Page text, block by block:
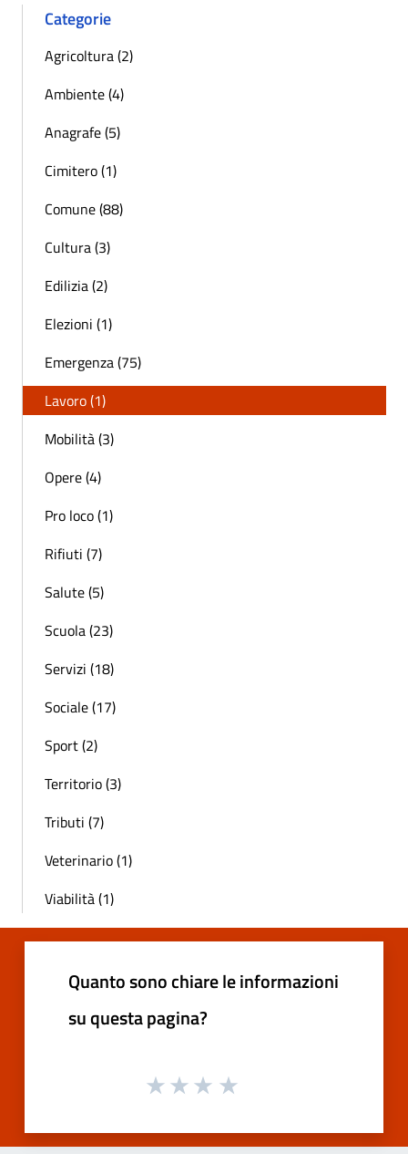
Categorie
Agricoltura (2)
Ambiente (4)
Anagrafe (5)
Cimitero (1)
Comune (88)
Cultura (3)
Edilizia (2)
Elezioni (1)
Emergenza (75)
Lavoro (1)
Mobilità (3)
Opere (4)
Pro loco (1)
Rifiuti (7)
Salute (5)
Scuola (23)
Servizi (18)
Sociale (17)
Sport (2)
Territorio (3)
Tributi (7)
Veterinario (1)
Viabilità (1)
Quanto sono chiare le informazioni
su questa pagina?